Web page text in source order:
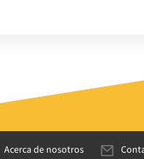
Acerca de nosotros